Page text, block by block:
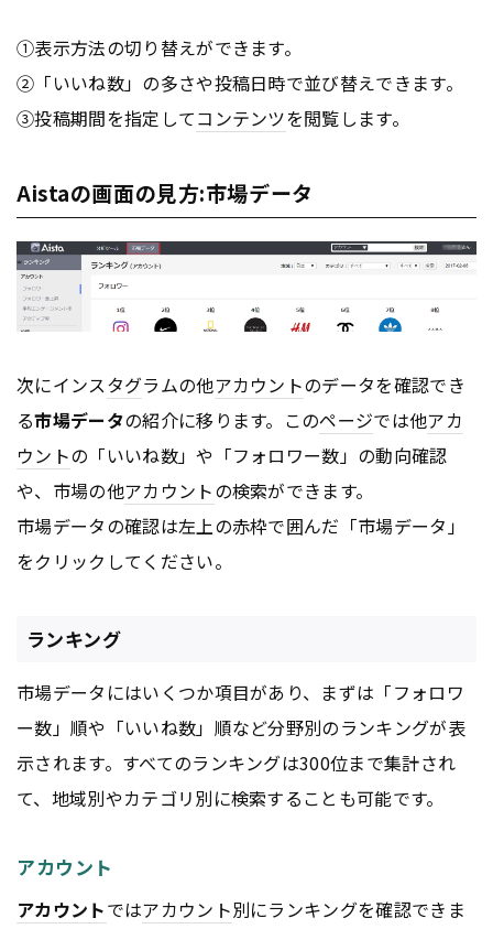
①表示方法の切り替えができます。
②「いいね数」の多さや投稿日時で並び替えできます。
③投稿期間を指定してコンテンツを閲覧します。
Aistaの画面の見方:市場データ
次にインスタグラムの他アカウントのデータを確認でき
る市場データの紹介に移ります。このページでは他アカ
ウントの「いいね数」や「フォロワー数」の動向確認
や、市場の他アカウントの検索ができます。
市場データの確認は左上の赤枠で囲んだ「市場データ」
をクリックしてください。
ランキング
市場データにはいくつか項目があり、まずは「フォロワ
ー数」順や「いいね数」順など分野別のランキングが表
示されます。すべてのランキングは300位まで集計され
て、地域別やカテゴリ別に検索することも可能です。
アカウント
アカウントではアカウント別にランキングを確認できま